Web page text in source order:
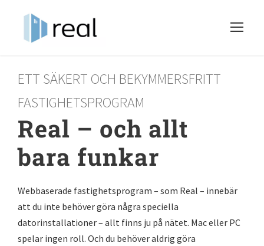
ETT SÄKERT OCH BEKYMMERSFRITT
FASTIGHETSPROGRAM
Real – och allt
bara funkar
Webbaserade fastighetsprogram – som Real – innebär
att du inte behöver göra några speciella
datorinstallationer – allt finns ju på nätet. Mac eller PC
spelar ingen roll. Och du behöver aldrig göra